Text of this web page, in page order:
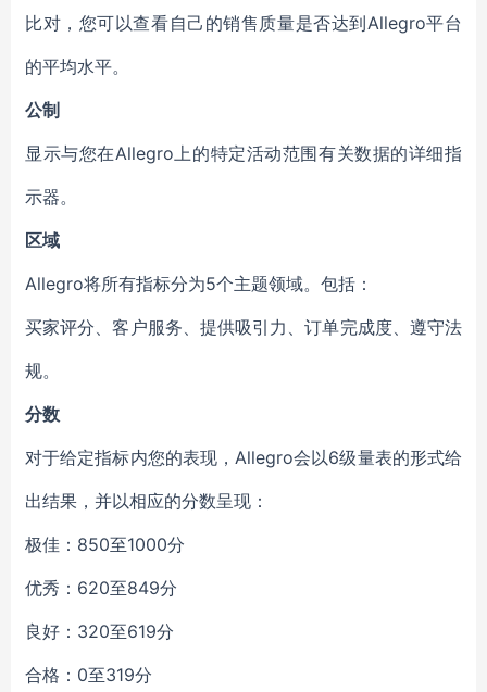
比对，您可以查看自己的销售质量是否达到Allegro平台
的平均水平。
公制
显示与您在Allegro上的特定活动范围有关数据的详细指
示器。
区域
Allegro将所有指标分为5个主题领域。包括：
买家评分、客户服务、提供吸引力、订单完成度、遵守法
规。
分数
对于给定指标内您的表现，Allegro会以6级量表的形式给
出结果，并以相应的分数呈现：
极佳：850至1000分
优秀：620至849分
良好：320至619分
合格：0至319分